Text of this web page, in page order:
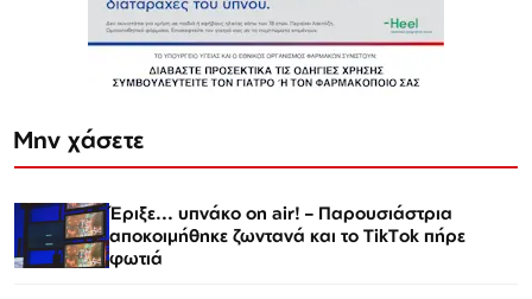
Μην χάσετε
Έριξε... υπνάκο on air! – Παρουσιάστρια
αποκοιμήθηκε ζωντανά και το TikTok πήρε
φωτιά